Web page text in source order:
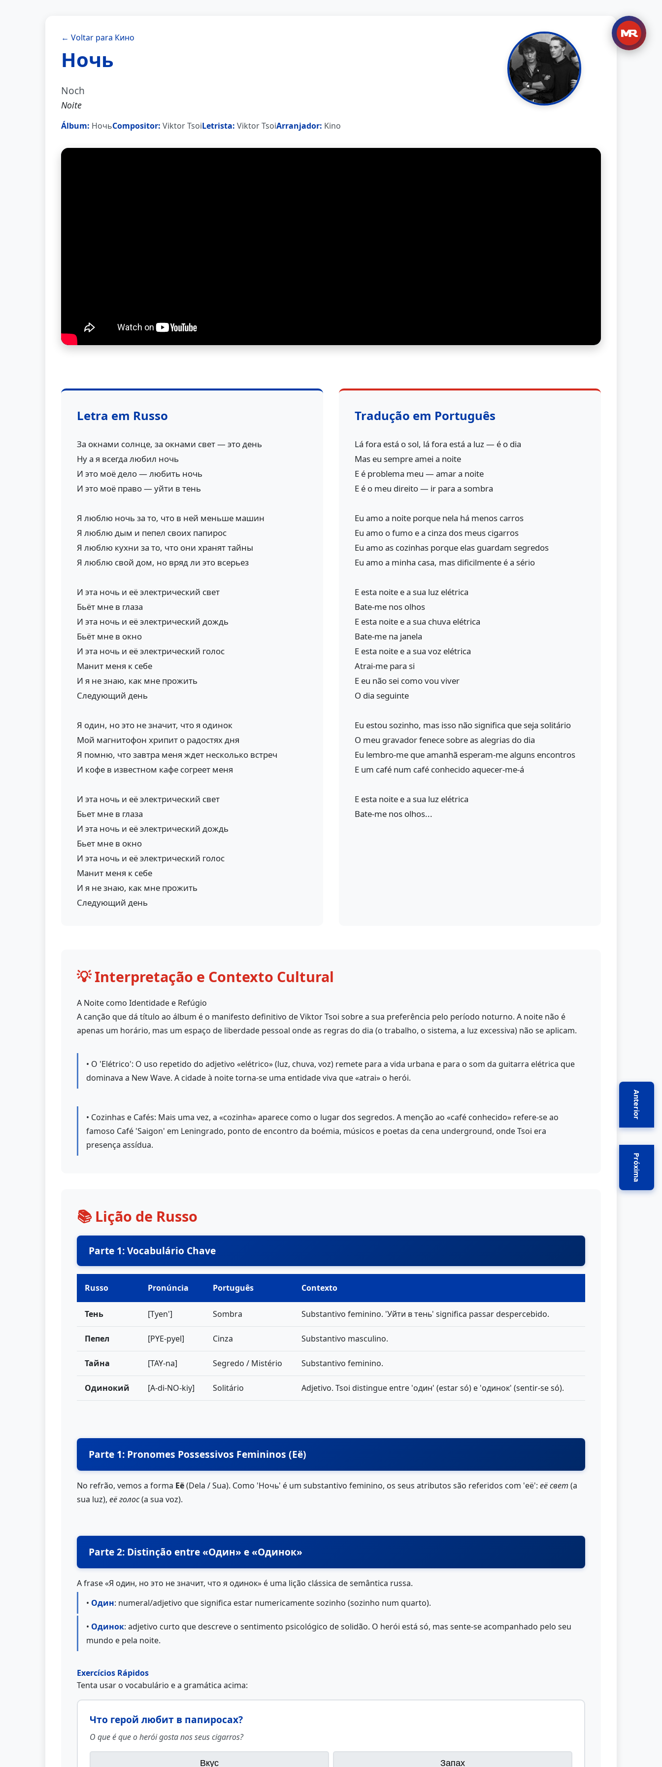
Anterior
Próxima
← Voltar para Кино
Ночь
Noch
Noite
Álbum: НочьCompositor: Viktor TsoiLetrista: Viktor TsoiArranjador: Kino
Letra em Russo
За окнами солнце, за окнами свет — это день
Ну а я всегда любил ночь
И это моё дело — любить ночь
И это моё право — уйти в тень
Я люблю ночь за то, что в ней меньше машин
Я люблю дым и пепел своих папирос
Я люблю кухни за то, что они хранят тайны
Я люблю свой дом, но вряд ли это всерьез
И эта ночь и её электрический свет
Бьёт мне в глаза
И эта ночь и её электрический дождь
Бьёт мне в окно
И эта ночь и её электрический голос
Манит меня к себе
И я не знаю, как мне прожить
Следующий день
Я один, но это не значит, что я одинок
Мой магнитофон хрипит о радостях дня
Я помню, что завтра меня ждет несколько встреч
И кофе в известном кафе согреет меня
И эта ночь и её электрический свет
Бьет мне в глаза
И эта ночь и её электрический дождь
Бьет мне в окно
И эта ночь и её электрический голос
Манит меня к себе
И я не знаю, как мне прожить
Следующий день
Tradução em Português
Lá fora está o sol, lá fora está a luz — é o dia
Mas eu sempre amei a noite
E é problema meu — amar a noite
E é o meu direito — ir para a sombra
Eu amo a noite porque nela há menos carros
Eu amo o fumo e a cinza dos meus cigarros
Eu amo as cozinhas porque elas guardam segredos
Eu amo a minha casa, mas dificilmente é a sério
E esta noite e a sua luz elétrica
Bate-me nos olhos
E esta noite e a sua chuva elétrica
Bate-me na janela
E esta noite e a sua voz elétrica
Atrai-me para si
E eu não sei como vou viver
O dia seguinte
Eu estou sozinho, mas isso não significa que seja solitário
O meu gravador fenece sobre as alegrias do dia
Eu lembro-me que amanhã esperam-me alguns encontros
E um café num café conhecido aquecer-me-á
E esta noite e a sua luz elétrica
Bate-me nos olhos...
💡 Interpretação e Contexto Cultural
A Noite como Identidade e Refúgio
A canção que dá título ao álbum é o manifesto definitivo de Viktor Tsoi sobre a sua preferência pelo período noturno. A noite não é
apenas um horário, mas um espaço de liberdade pessoal onde as regras do dia (o trabalho, o sistema, a luz excessiva) não se aplicam.
• O 'Elétrico': O uso repetido do adjetivo «elétrico» (luz, chuva, voz) remete para a vida urbana e para o som da guitarra elétrica que
dominava a New Wave. A cidade à noite torna-se uma entidade viva que «atrai» o herói.
• Cozinhas e Cafés: Mais uma vez, a «cozinha» aparece como o lugar dos segredos. A menção ao «café conhecido» refere-se ao
famoso Café 'Saigon' em Leningrado, ponto de encontro da boémia, músicos e poetas da cena underground, onde Tsoi era
presença assídua.
📚 Lição de Russo
Parte 1: Vocabulário Chave
Russo Pronúncia Português Contexto
Тень [Tyen'] Sombra Substantivo feminino. 'Уйти в тень' significa passar despercebido.
Пепел [PYE-pyel] Cinza Substantivo masculino.
Тайна [TAY-na] Segredo / Mistério Substantivo feminino.
Одинокий [A-di-NO-kiy] Solitário Adjetivo. Tsoi distingue entre 'один' (estar só) e 'одинок' (sentir-se só).
Parte 1: Pronomes Possessivos Femininos (Её)
No refrão, vemos a forma Её(Dela / Sua). Como 'Ночь' é um substantivo feminino, os seus atributos são referidos com 'её': её свет (a
sua luz), её голос(a sua voz).
Parte 2: Distinção entre «Один» e «Одинок»
A frase «Я один, но это не значит, что я одинок» é uma lição clássica de semântica russa.
• Один: numeral/adjetivo que significa estar numericamente sozinho (sozinho num quarto).
• Одинок: adjetivo curto que descreve o sentimento psicológico de solidão. O herói está só, mas sente-se acompanhado pelo seu
mundo e pela noite.
Exercícios Rápidos
Tenta usar o vocabulário e a gramática acima:
Что герой любит в папиросах?
O que é que o herói gosta nos seus cigarros?
Вкус Запах